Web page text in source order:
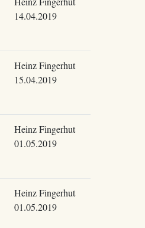
14.04.2019
Heinz Fingerhut
15.04.2019
Heinz Fingerhut
01.05.2019
Heinz Fingerhut
01.05.2019